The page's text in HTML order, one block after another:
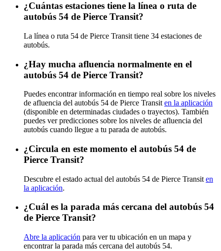
¿Cuántas estaciones tiene la línea o ruta de
autobús 54 de Pierce Transit?
La línea o ruta 54 de Pierce Transit tiene 34 estaciones de
autobús.
¿Hay mucha afluencia normalmente en el
autobús 54 de Pierce Transit?
Puedes encontrar información en tiempo real sobre los niveles
de afluencia del autobús 54 de Pierce Transit en la aplicación
(disponible en determinadas ciudades o trayectos). También
puedes ver predicciones sobre los niveles de afluencia del
autobús cuando llegue a tu parada de autobús.
¿Circula en este momento el autobús 54 de
Pierce Transit?
Descubre el estado actual del autobús 54 de Pierce Transit en
la aplicación.
¿Cuál es la parada más cercana del autobús 54
de Pierce Transit?
Abre la aplicación para ver tu ubicación en un mapa y
encontrar la parada más cercana del autobús 54.